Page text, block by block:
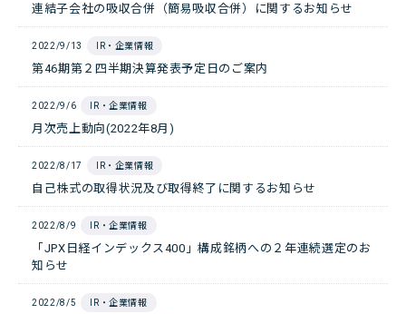
連結子会社の吸収合併（簡易吸収合併）に関するお知らせ
2022/9/13 IR・企業情報
第46期第２四半期決算発表予定日のご案内
2022/9/6 IR・企業情報
月次売上動向(2022年8月)
2022/8/17 IR・企業情報
自己株式の取得状況及び取得終了に関するお知らせ
2022/8/9 IR・企業情報
「JPX日経インデックス400」構成銘柄への２年連続選定のお
知らせ
2022/8/5 IR・企業情報